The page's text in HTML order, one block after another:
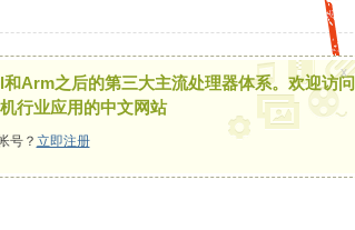
Arm之后的第三大主流处理器体系。欢迎访问
行业应用的中文网站
号？ 立即注册
x